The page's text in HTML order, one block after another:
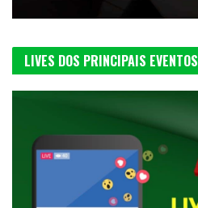
LIVES DOS PRINCIPAIS EVENTOS